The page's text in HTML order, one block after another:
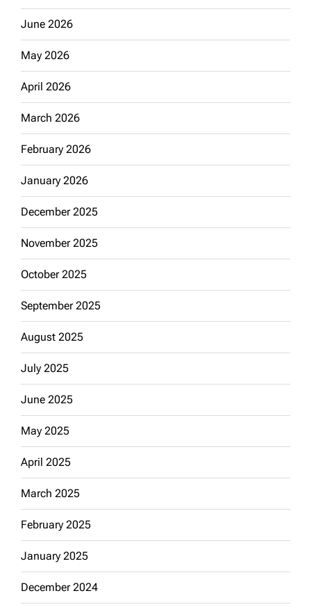
June 2026
May 2026
April 2026
March 2026
February 2026
January 2026
December 2025
November 2025
October 2025
September 2025
August 2025
July 2025
June 2025
May 2025
April 2025
March 2025
February 2025
January 2025
December 2024